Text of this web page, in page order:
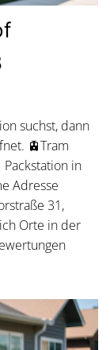
suchst, dann
🚊Tram
in
Adresse
31,
Orte in der